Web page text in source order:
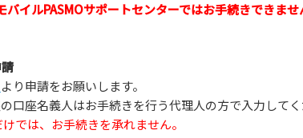
イルPASMOサポートセンターではお手続きできま
より申請をお願いします。
口座名義人はお手続きを行う代理人の方で入力してく
では、お手続きを承れません。